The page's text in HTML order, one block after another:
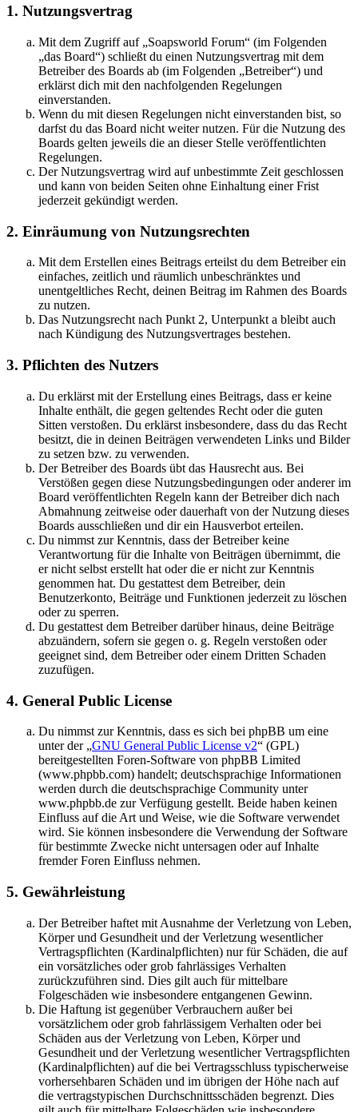
1. Nutzungsvertrag
Mit dem Zugriff auf „Soapsworld Forum“ (im Folgenden
„das Board“) schließt du einen Nutzungsvertrag mit dem
Betreiber des Boards ab (im Folgenden „Betreiber“) und
erklärst dich mit den nachfolgenden Regelungen
einverstanden.
Wenn du mit diesen Regelungen nicht einverstanden bist, so
darfst du das Board nicht weiter nutzen. Für die Nutzung des
Boards gelten jeweils die an dieser Stelle veröffentlichten
Regelungen.
Der Nutzungsvertrag wird auf unbestimmte Zeit geschlossen
und kann von beiden Seiten ohne Einhaltung einer Frist
jederzeit gekündigt werden.
2. Einräumung von Nutzungsrechten
Mit dem Erstellen eines Beitrags erteilst du dem Betreiber ein
einfaches, zeitlich und räumlich unbeschränktes und
unentgeltliches Recht, deinen Beitrag im Rahmen des Boards
zu nutzen.
Das Nutzungsrecht nach Punkt 2, Unterpunkt a bleibt auch
nach Kündigung des Nutzungsvertrages bestehen.
3. Pflichten des Nutzers
Du erklärst mit der Erstellung eines Beitrags, dass er keine
Inhalte enthält, die gegen geltendes Recht oder die guten
Sitten verstoßen. Du erklärst insbesondere, dass du das Recht
besitzt, die in deinen Beiträgen verwendeten Links und Bilder
zu setzen bzw. zu verwenden.
Der Betreiber des Boards übt das Hausrecht aus. Bei
Verstößen gegen diese Nutzungsbedingungen oder anderer im
Board veröffentlichten Regeln kann der Betreiber dich nach
Abmahnung zeitweise oder dauerhaft von der Nutzung dieses
Boards ausschließen und dir ein Hausverbot erteilen.
Du nimmst zur Kenntnis, dass der Betreiber keine
Verantwortung für die Inhalte von Beiträgen übernimmt, die
er nicht selbst erstellt hat oder die er nicht zur Kenntnis
genommen hat. Du gestattest dem Betreiber, dein
Benutzerkonto, Beiträge und Funktionen jederzeit zu löschen
oder zu sperren.
Du gestattest dem Betreiber darüber hinaus, deine Beiträge
abzuändern, sofern sie gegen o. g. Regeln verstoßen oder
geeignet sind, dem Betreiber oder einem Dritten Schaden
zuzufügen.
4. General Public License
Du nimmst zur Kenntnis, dass es sich bei phpBB um eine
unter der „GNU General Public License v2“ (GPL)
bereitgestellten Foren-Software von phpBB Limited
(www.phpbb.com) handelt; deutschsprachige Informationen
werden durch die deutschsprachige Community unter
www.phpbb.de zur Verfügung gestellt. Beide haben keinen
Einfluss auf die Art und Weise, wie die Software verwendet
wird. Sie können insbesondere die Verwendung der Software
für bestimmte Zwecke nicht untersagen oder auf Inhalte
fremder Foren Einfluss nehmen.
5. Gewährleistung
Der Betreiber haftet mit Ausnahme der Verletzung von Leben,
Körper und Gesundheit und der Verletzung wesentlicher
Vertragspflichten (Kardinalpflichten) nur für Schäden, die auf
ein vorsätzliches oder grob fahrlässiges Verhalten
zurückzuführen sind. Dies gilt auch für mittelbare
Folgeschäden wie insbesondere entgangenen Gewinn.
Die Haftung ist gegenüber Verbrauchern außer bei
vorsätzlichem oder grob fahrlässigem Verhalten oder bei
Schäden aus der Verletzung von Leben, Körper und
Gesundheit und der Verletzung wesentlicher Vertragspflichten
(Kardinalpflichten) auf die bei Vertragsschluss typischerweise
vorhersehbaren Schäden und im übrigen der Höhe nach auf
die vertragstypischen Durchschnittsschäden begrenzt. Dies